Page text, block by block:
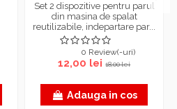
Set 2 dispozitive pentru parul
din masina de spalat
reutilizabile, indepartare par...
0 Review(-uri)
12,00 lei18,00 lei
Adauga in cos